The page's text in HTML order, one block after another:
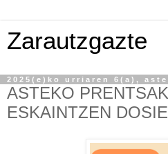
Zarautzgazte
2025(e)ko urriaren 6(a),
ASTEKO
ESKAINTZEN